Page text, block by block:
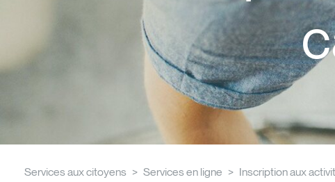
Services aux citoyens Services en ligne Inscription aux